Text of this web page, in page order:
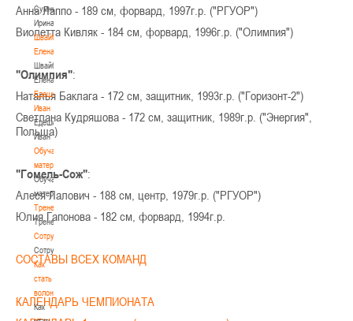
Сумникова
Ирина
Швайбович
Елена
Швайбович
Елена
Едешко
Иван
Едешко
Иван
Обучающие
материалы
Обучающие
материалы
Тренерам
Тренерам
Сотрудничество
Сотрудничество
Как
стать
волонтером
Как
Анна Лаппо - 189 см, форвард, 1997г.р. ("РГУОР")
Виолетта Кивляк - 184 см, форвард, 1996г.р. ("Олимпия")
"Олимпия":
Наталья Баклага - 172 см, защитник, 1993г.р. ("Горизонт-2")
Светлана Кудряшова - 172 см, защитник, 1989г.р. ("Энергия",
Польша)
"Гомель-Сож":
Алеся Лалович - 188 см, центр, 1979г.р. ("РГУОР")
Юлия Гапонова - 182 см, форвард, 1994г.р.
СОСТАВЫ ВСЕХ КОМАНД
КАЛЕНДАРЬ ЧЕМПИОНАТА